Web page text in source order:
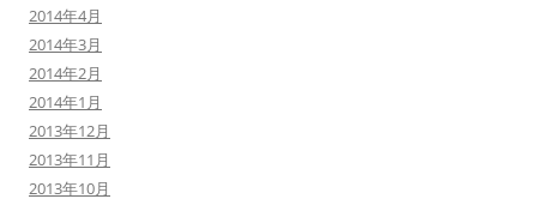
2014年4月
2014年3月
2014年2月
2014年1月
2013年12月
2013年11月
2013年10月